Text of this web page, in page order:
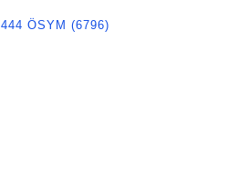
444 ÖSYM (6796)